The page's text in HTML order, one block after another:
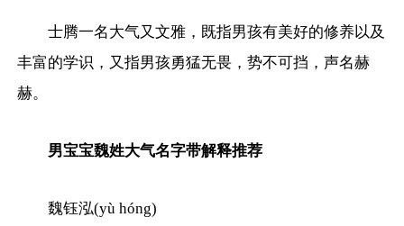
士腾一名大气又文雅，既指男孩有美好的修养以及
丰富的学识，又指男孩勇猛无畏，势不可挡，声名赫
赫。
男宝宝魏姓大气名字带解释推荐
魏钰泓(yù hóng)